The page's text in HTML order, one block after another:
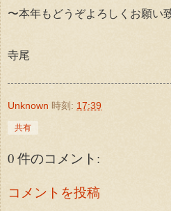
〜本年もどうぞよろしくお願い
寺尾
Unknown 時刻: 17:39
共有
0 件のコメント:
コメントを投稿